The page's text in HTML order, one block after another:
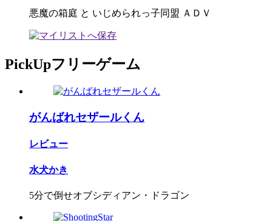
悪魔の箱庭 と いじめられっ子同盟 ＡＤＶ
PickUpフリーゲーム
がんばれセザールくん
レビュー
水犬かき
5分で倒せオブシディアン・ドラゴン